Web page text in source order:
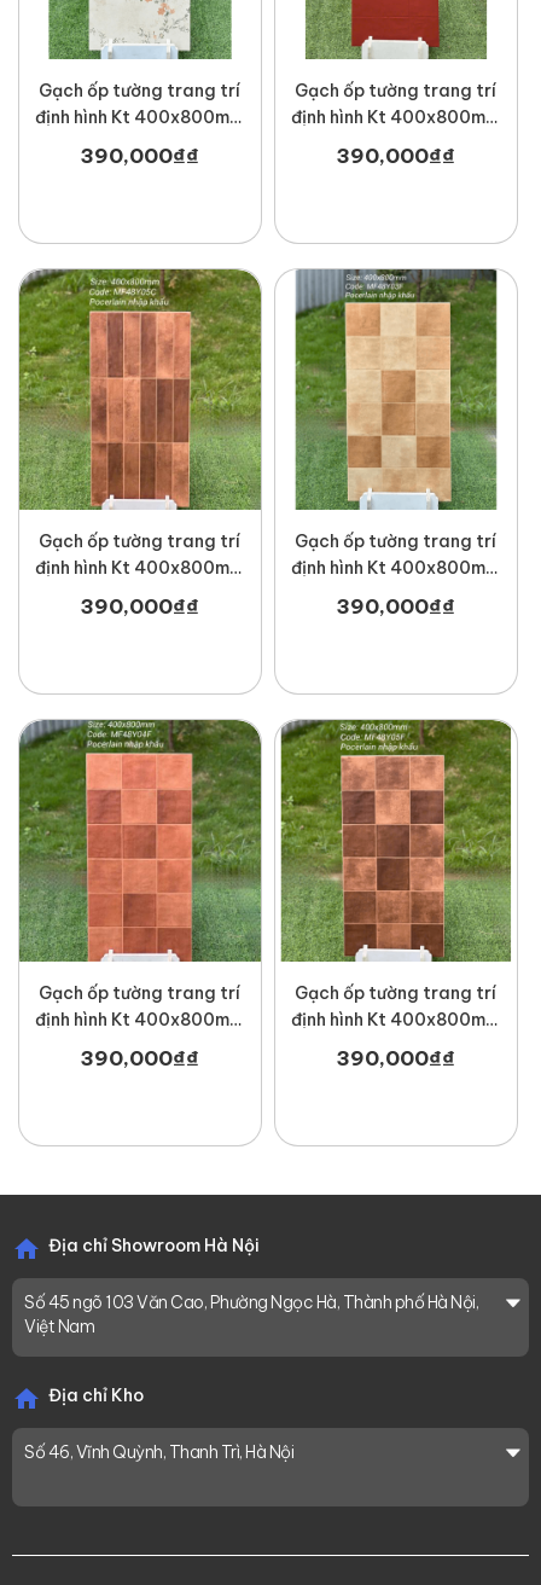
Gạch ốp tường trang trí
định hình Kt 400x800mm
390,000₫₫
Gạch ốp tường trang trí
định hình Kt 400x800mm
390,000₫₫
Gạch ốp tường trang trí
định hình Kt 400x800mm
MT-MF48Y05C
390,000₫₫
Gạch ốp tường trang trí
định hình Kt 400x800mm
MT-MF48Y03F
390,000₫₫
Gạch ốp tường trang trí
định hình Kt 400x800mm
MT-MF48Y04F
390,000₫₫
Gạch ốp tường trang trí
định hình Kt 400x800mm
MT-MF48Y05F
390,000₫₫
Địa chỉ Showroom Hà Nội
Số 45 ngõ 103 Văn Cao, Phường Ngọc Hà, Thành phố Hà Nội,
Việt Nam
Địa chỉ Kho
Số 46, Vĩnh Quỳnh, Thanh Trì, Hà Nội